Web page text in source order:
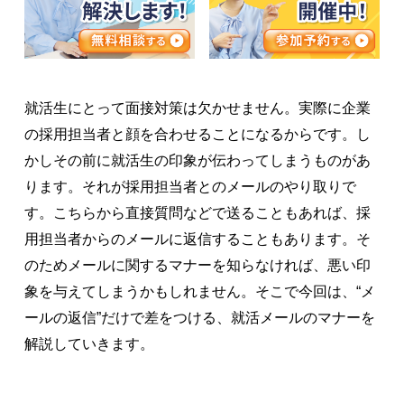
就活生にとって面接対策は欠かせません。実際に企業
の採用担当者と顔を合わせることになるからです。し
かしその前に就活生の印象が伝わってしまうものがあ
ります。それが採用担当者とのメールのやり取りで
す。こちらから直接質問などで送ることもあれば、採
用担当者からのメールに返信することもあります。そ
のためメールに関するマナーを知らなければ、悪い印
象を与えてしまうかもしれません。そこで今回は、“メ
ールの返信”だけで差をつける、就活メールのマナーを
解説していきます。